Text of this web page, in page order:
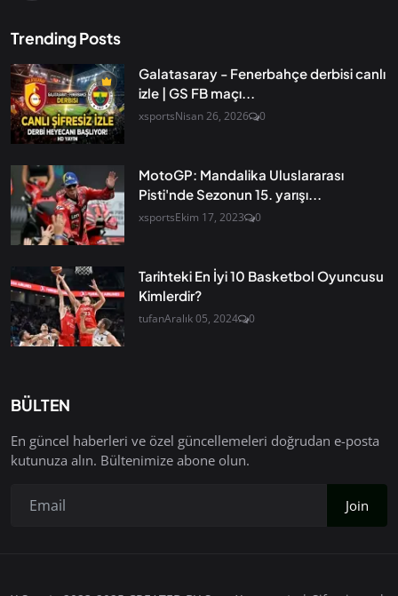
Trending Posts
Galatasaray - Fenerbahçe derbisi canlı
izle | GS FB maçı...
xsportsNisan 26, 2026 0
MotoGP: Mandalika Uluslararası
Pisti'nde Sezonun 15. yarışı...
xsportsEkim 17, 2023 0
Tarihteki En İyi 10 Basketbol Oyuncusu
Kimlerdir?
tufanAralık 05, 2024 0
BÜLTEN
En güncel haberleri ve özel güncellemeleri doğrudan e-posta
kutunuza alın. Bültenimize abone olun.
Join